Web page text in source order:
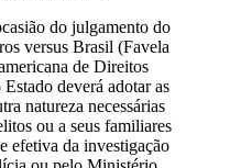
do julgamento do
versus Brasil (Favela
de Direitos
deverá adotar as
natureza necessárias
ou a seus familiares
efetiva da investigação